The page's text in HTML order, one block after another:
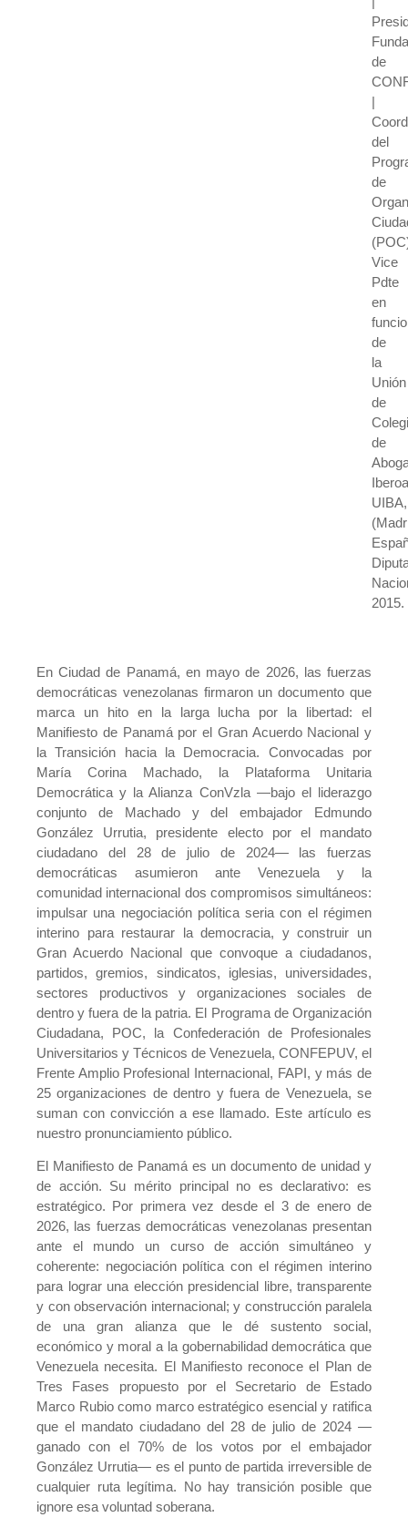
de
|
del
de
Vice
Pdte
en
de
la
Unión
de
de
UIBA,
2015.
En Ciudad de Panamá, en mayo de 2026, las fuerzas
democráticas venezolanas firmaron un documento que
marca un hito en la larga lucha por la libertad: el
Manifiesto de Panamá por el Gran Acuerdo Nacional y
la Transición hacia la Democracia. Convocadas por
María Corina Machado, la Plataforma Unitaria
Democrática y la Alianza ConVzla —bajo el liderazgo
conjunto de Machado y del embajador Edmundo
González Urrutia, presidente electo por el mandato
ciudadano del 28 de julio de 2024— las fuerzas
democráticas asumieron ante Venezuela y la
comunidad internacional dos compromisos simultáneos:
impulsar una negociación política seria con el régimen
interino para restaurar la democracia, y construir un
Gran Acuerdo Nacional que convoque a ciudadanos,
partidos, gremios, sindicatos, iglesias, universidades,
sectores productivos y organizaciones sociales de
dentro y fuera de la patria. El Programa de Organización
Ciudadana, POC, la Confederación de Profesionales
Universitarios y Técnicos de Venezuela, CONFEPUV, el
Frente Amplio Profesional Internacional, FAPI, y más de
25 organizaciones de dentro y fuera de Venezuela, se
suman con convicción a ese llamado. Este artículo es
nuestro pronunciamiento público.
El Manifiesto de Panamá es un documento de unidad y
de acción. Su mérito principal no es declarativo: es
estratégico. Por primera vez desde el 3 de enero de
2026, las fuerzas democráticas venezolanas presentan
ante el mundo un curso de acción simultáneo y
coherente: negociación política con el régimen interino
para lograr una elección presidencial libre, transparente
y con observación internacional; y construcción paralela
de una gran alianza que le dé sustento social,
económico y moral a la gobernabilidad democrática que
Venezuela necesita. El Manifiesto reconoce el Plan de
Tres Fases propuesto por el Secretario de Estado
Marco Rubio como marco estratégico esencial y ratifica
que el mandato ciudadano del 28 de julio de 2024 —
ganado con el 70% de los votos por el embajador
González Urrutia— es el punto de partida irreversible de
cualquier ruta legítima. No hay transición posible que
ignore esa voluntad soberana.